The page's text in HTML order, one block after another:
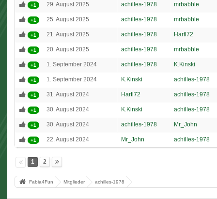
+1 29. August 2025 achilles-1978 mrbabble
+1 25. August 2025 achilles-1978 mrbabble
+1 21. August 2025 achilles-1978 Hartl72
+1 20. August 2025 achilles-1978 mrbabble
+1 1. September 2024 achilles-1978 K.Kinski
+1 1. September 2024 K.Kinski achilles-1978
+1 31. August 2024 Hartl72 achilles-1978
+1 30. August 2024 K.Kinski achilles-1978
+1 30. August 2024 achilles-1978 Mr_John
+1 22. August 2024 Mr_John achilles-1978
1 2
Fabia4Fun Mitglieder achilles-1978